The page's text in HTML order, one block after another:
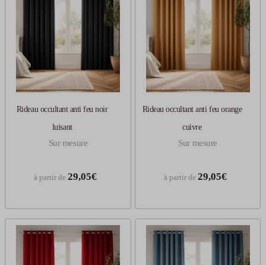
Rideau occultant anti feu noir
luisant
Sur mesure
à partir de 29,05€
Rideau occultant anti feu orange
cuivre
Sur mesure
à partir de 29,05€